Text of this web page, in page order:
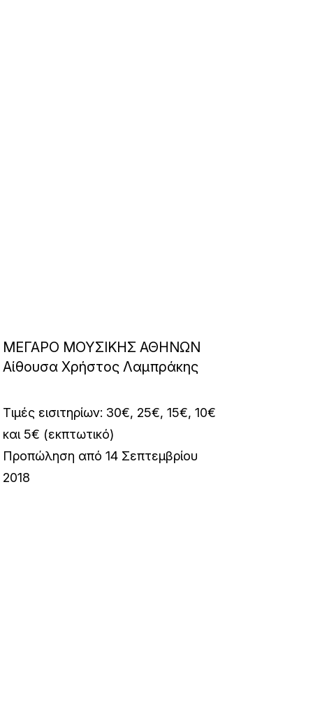
ΜΕΓΑΡΟ ΜΟΥΣΙΚΗΣ ΑΘΗΝΩΝ
Αίθουσα Χρήστος Λαμπράκης
Τιμές εισιτηρίων: 30€, 25€, 15€, 10€
και 5€ (εκπτωτικό)
Προπώληση από 14 Σεπτεμβρίου
2018